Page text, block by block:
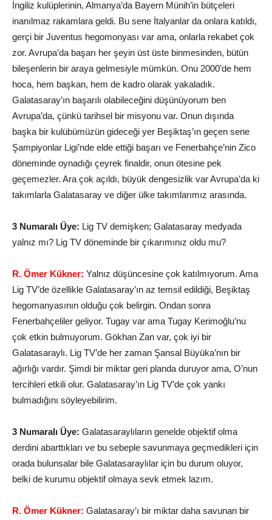
İngiliz kulüplerinin, Almanya’da Bayern Münih’in bütçeleri
inanılmaz rakamlara geldi. Bu sene İtalyanlar da onlara katıldı,
gerçi bir Juventus hegomonyası var ama, onlarla rekabet çok
zor. Avrupa’da başarı her şeyin üst üste binmesinden, bütün
bileşenlerin bir araya gelmesiyle mümkün. Onu 2000’de hem
hoca, hem başkan, hem de kadro olarak yakaladık.
Galatasaray’ın başarılı olabileceğini düşünüyorum ben
Avrupa’da, çünkü tarihsel bir misyonu var. Onun dışında
başka bir kulübümüzün gideceği yer Beşiktaş’ın geçen sene
Şampiyonlar Ligi’nde elde ettiği başarı ve Fenerbahçe’nin Zico
döneminde oynadığı çeyrek finaldir, onun ötesine pek
geçemezler. Ara çok açıldı, büyük dengesizlik var Avrupa’da ki
takımlarla Galatasaray ve diğer ülke takımlarımız arasında.
3 Numaralı Üye: Lig TV demişken; Galatasaray medyada
yalnız mı? Lig TV döneminde bir çıkarımınız oldu mu?
R. Ömer Kükner: Yalnız düşüncesine çok katılmıyorum. Ama
Lig TV’de özellikle Galatasaray’ın az temsil edildiği, Beşiktaş
hegomanyasının olduğu çok belirgin. Ondan sonra
Fenerbahçeliler geliyor. Tugay var ama Tugay Kerimoğlu’nu
çok etkin bulmuyorum. Gökhan Zan var, çok iyi bir
Galatasaraylı. Lig TV’de her zaman Şansal Büyüka’nın bir
ağırlığı vardır. Şimdi bir miktar geri planda duruyor ama, O’nun
tercihleri etkili olur. Galatasaray’ın Lig TV’de çok yankı
bulmadığını söyleyebilirim.
3 Numaralı Üye: Galatasaraylıların genelde objektif olma
derdini abarttıkları ve bu sebeple savunmaya geçmedikleri için
orada bulunsalar bile Galatasaraylılar için bu durum oluyor,
belki de kurumu objektif olmaya sevk etmek lazım.
R. Ömer Kükner: Galatasaray’ı bir miktar daha savunan bir